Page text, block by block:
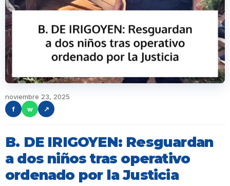
noviembre 23, 2025
f
w ↗
B. DE IRIGOYEN: Resguardan
a dos niños tras operativo
ordenado por la Justicia